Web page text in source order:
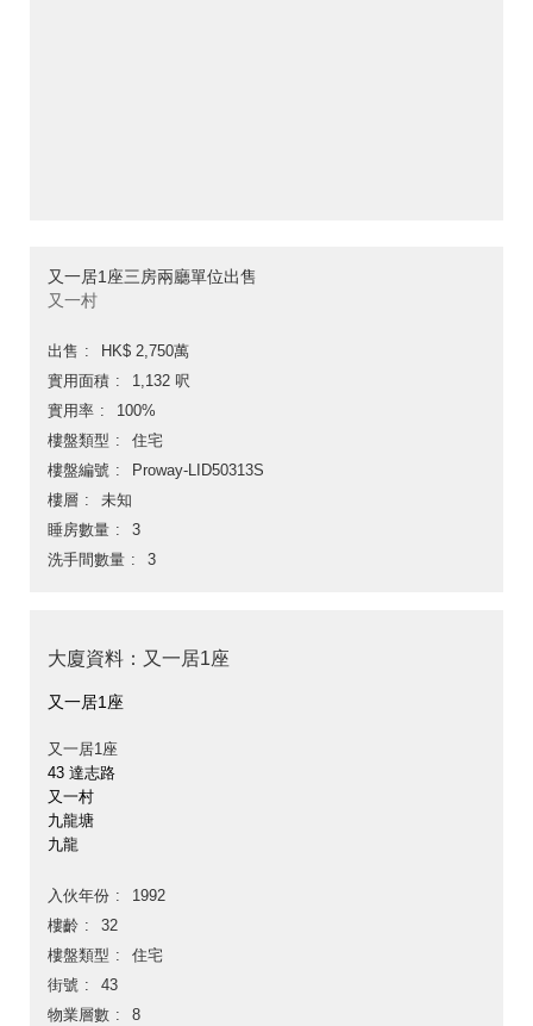
又一居1座三房兩廳單位出售
又一村
出售
HK$ 2,750萬
實用面積
1,132 呎
實用率
100%
樓盤類型
住宅
樓盤編號
Proway-LID50313S
樓層
未知
睡房數量
3
洗手間數量
3
大廈資料：又一居1座
又一居1座
又一居1座
43 達志路
又一村
九龍塘
九龍
入伙年份
1992
樓齡
32
樓盤類型
住宅
街號
43
物業層數
8